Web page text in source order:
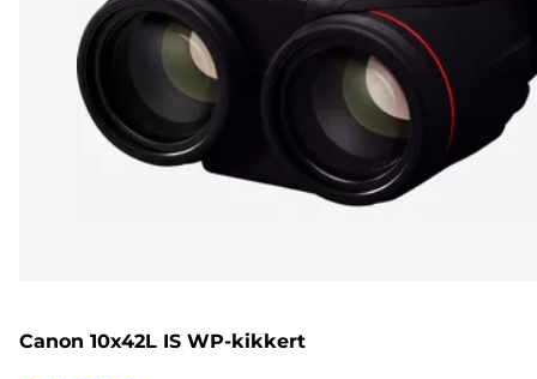
Canon 10x42L IS WP-kikkert